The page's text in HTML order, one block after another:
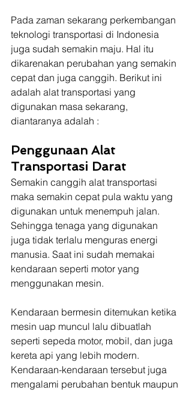
Pada zaman sekarang perkembangan
teknologi transportasi di Indonesia
juga sudah semakin maju. Hal itu
dikarenakan perubahan yang semakin
cepat dan juga canggih. Berikut ini
adalah alat transportasi yang
digunakan masa sekarang,
diantaranya adalah :
Penggunaan Alat
Transportasi Darat
Semakin canggih alat transportasi
maka semakin cepat pula waktu yang
digunakan untuk menempuh jalan.
Sehingga tenaga yang digunakan
juga tidak terlalu menguras energi
manusia. Saat ini sudah memakai
kendaraan seperti motor yang
menggunakan mesin.
Kendaraan bermesin ditemukan ketika
mesin uap muncul lalu dibuatlah
seperti sepeda motor, mobil, dan juga
kereta api yang lebih modern.
Kendaraan-kendaraan tersebut juga
mengalami perubahan bentuk maupun